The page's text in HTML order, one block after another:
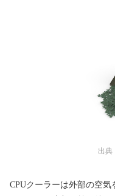
出典
CPUクーラーは外部の空